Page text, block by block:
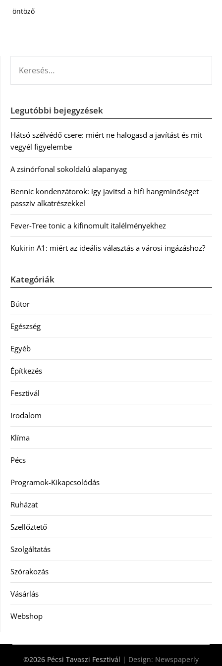
öntöző
Legutóbbi bejegyzések
Hátsó szélvédő csere: miért ne halogasd a javítást és mit
vegyél figyelembe
A zsinórfonal sokoldalú alapanyag
Bennic kondenzátorok: így javítsd a hifi hangminőséget
passzív alkatrészekkel
Fever-Tree tonic a kifinomult italélményekhez
Kukirin A1: miért az ideális választás a városi ingázáshoz?
Kategóriák
Bútor
Egészség
Egyéb
Építkezés
Fesztivál
Irodalom
Klíma
Pécs
Programok-Kikapcsolódás
Ruházat
Szellőztető
Szolgáltatás
Szórakozás
Vásárlás
Webshop
©2026 Pécsi Tavaszi Fesztivál | Design: Newspaperly